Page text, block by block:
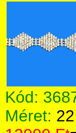
Kód:
Méret: